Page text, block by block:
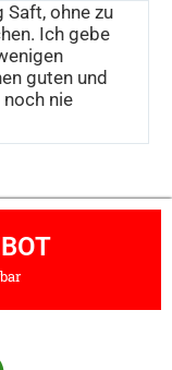
Saft, ohne zu
Ich gebe
guten und
nie